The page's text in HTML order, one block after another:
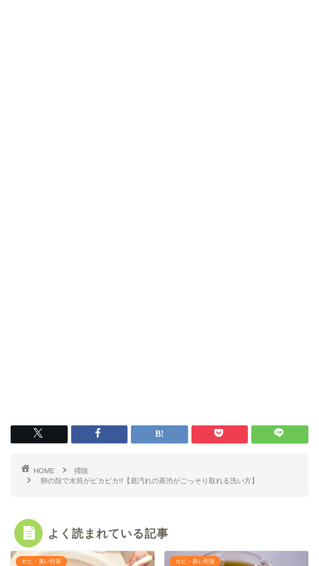
HOME
掃除
卵の殻で水筒がピカピカ!!【底汚れの茶渋がごっそり取れる洗い方】
よく読まれている記事
カビ・臭い対策 カビ・臭い対策